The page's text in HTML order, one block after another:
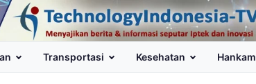
Transportasi Kesehatan Hankam